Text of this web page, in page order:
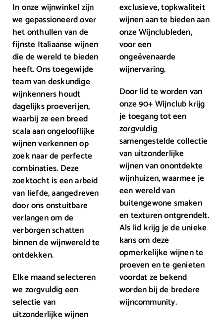
In onze wijnwinkel zijn
we gepassioneerd over
het onthullen van de
fijnste Italiaanse wijnen
die de wereld te bieden
heeft. Ons toegewijde
team van deskundige
wijnkenners houdt
dagelijks proeverijen,
waarbij ze een breed
scala aan ongelooflijke
wijnen verkennen op
zoek naar de perfecte
combinaties. Deze
zoektocht is een arbeid
van liefde, aangedreven
door ons onstuitbare
verlangen om de
verborgen schatten
binnen de wijnwereld te
ontdekken.
Elke maand selecteren
we zorgvuldig een
selectie van
uitzonderlijke wijnen
exclusieve, topkwaliteit
wijnen aan te bieden aan
onze Wijnclubleden,
voor een
ongeëvenaarde
wijnervaring.
Door lid te worden van
onze 90+ Wijnclub krijg
je toegang tot een
zorgvuldig
samengestelde collectie
van uitzonderlijke
wijnen van onontdekte
wijnhuizen, waarmee je
een wereld van
buitengewone smaken
en texturen ontgrendelt.
Als lid krijg je de unieke
kans om deze
opmerkelijke wijnen te
proeven en te genieten
voordat ze bekend
worden bij de bredere
wijncommunity.